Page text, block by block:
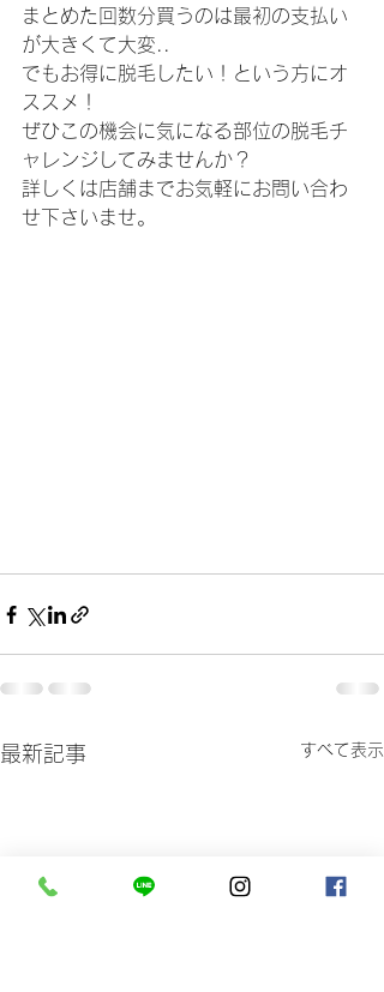
まとめた回数分買うのは最初の支払い
が大きくて大変..
でもお得に脱毛したい！という方にオ
ススメ！
ぜひこの機会に気になる部位の脱毛チ
ャレンジしてみませんか？
詳しくは店舗までお気軽にお問い合わ
せ下さいませ。
最新記事 すべて表示